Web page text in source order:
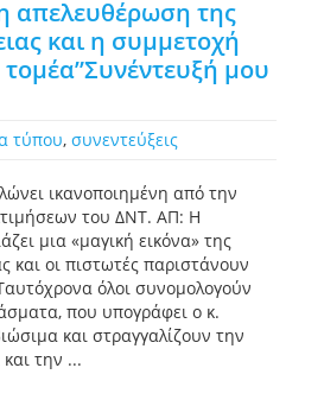
απελευθέρωση της
και η συμμετοχή
τομέα”Συνέντευξή μου
τύπου, συνεντεύξεις
ικανοποιημένη από την
του ΔΝΤ. ΑΠ: Η
μια «μαγική εικόνα» της
και οι πιστωτές παριστάνουν
όλοι συνομολογούν
που υπογράφει ο κ.
και στραγγαλίζουν την
την ...